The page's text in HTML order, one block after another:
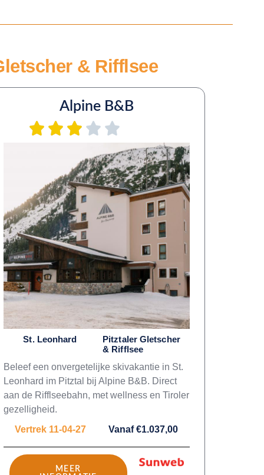
& Rifflsee
Alpine B&B
St. Leonhard
Pitztaler Gletscher
& Rifflsee
Beleef een onvergetelijke skivakantie in St.
Leonhard im Pitztal bij Alpine B&B. Direct
aan de Rifflseebahn, met wellness en Tiroler
gezelligheid.
Vertrek 11-04-27
Vanaf €1.037,00
MEER